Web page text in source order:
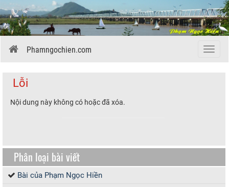
Menu
Phamngochien.com
Lỗi
Nội dung này không có hoặc đã xóa.
Phân loại bài viết
Bài của Phạm Ngọc Hiền